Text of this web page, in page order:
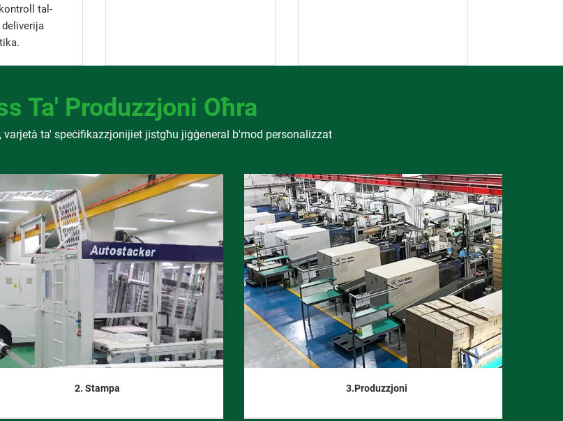
tal-
Ta' Produzzjoni Oħra
varjetà ta' speċifikazzjonijiet jistgħu jiġġeneral b'mod personalizzat
2. Stampa 3.Produzzjoni